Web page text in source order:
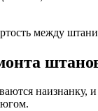
наизнанку,